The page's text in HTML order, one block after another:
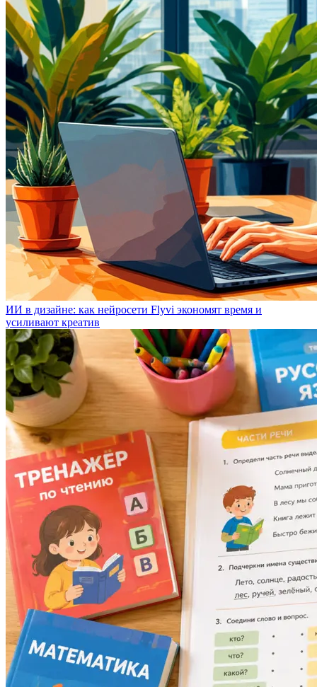
ИИ в дизайне: как нейросети Flyvi экономят время и
усиливают креатив